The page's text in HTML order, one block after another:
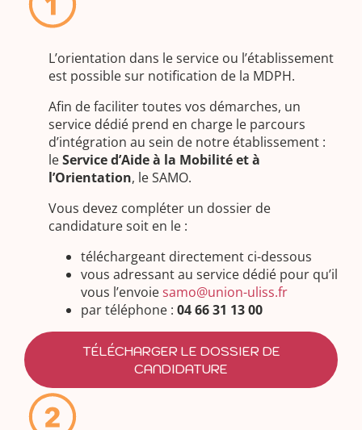
L’orientation dans le service ou l’établissement
est possible sur notification de la MDPH.
Afin de faciliter toutes vos démarches, un
service dédié prend en charge le parcours
d’intégration au sein de notre établissement :
leService d’Aide à la Mobilité et à
l’Orientation, le SAMO.
Vous devez compléter un dossier de
candidature soit en le :
téléchargeant directement ci-dessous
vous adressant au service dédié pour qu’il
vous l’envoiesamo@union-uliss.fr
par téléphone : 04 66 31 13 00
TÉLÉCHARGER LE DOSSIER DE
CANDIDATURE